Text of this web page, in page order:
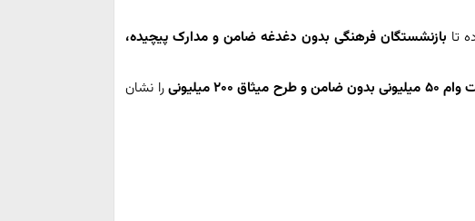
تا بازنشستگان فرهنگی بدون دغدغه ضامن و مدارک پیچیده،
میلیونی
را نشان